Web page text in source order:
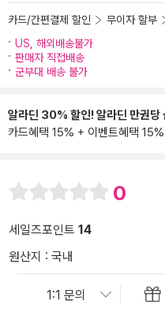
카드/간편결제 할인
무이자 할부
US, 해외배송불가
판매자 직접배송
군부대 배송 불가
알라딘 30% 할인! 알라딘 만권당
카드혜택 15% + 이벤트혜택
0
세일즈포인트 14
원산지 : 국내